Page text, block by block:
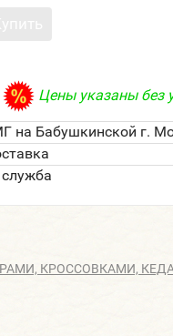
Цены указаны без
на Бабушкинской г.
КРОССОВКАМИ,